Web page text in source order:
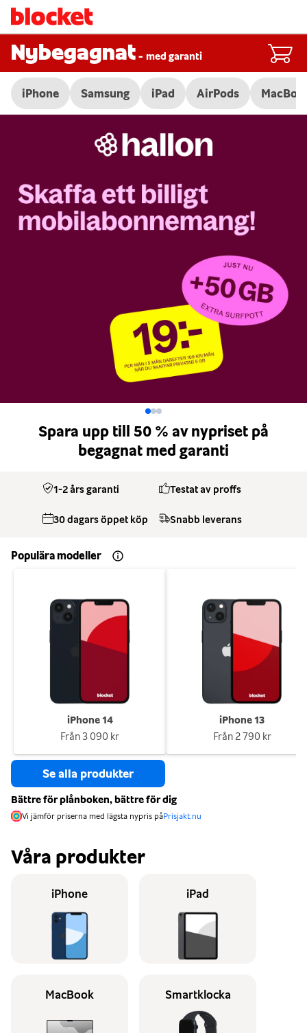
Nybegagnat - med garanti
iPhone Samsung iPad AirPods
Spara upp till 50 % av nypriset på
begagnat med garanti
1-2 års garanti Testat av proffs
30 dagars öppet köp Snabb leverans
Populära modeller
iPhone 14
Från3 090 kr
iPhone 13
Från 2 790 kr
Se alla produkter
Bättre för plånboken, bättre för dig
Vi jämför priserna med lägsta nypris påPrisjakt.nu
Våra produkter
iPhone iPad
MacBook Smartklocka